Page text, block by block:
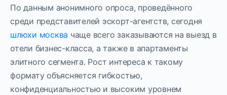
По данным анонимного опроса, проведённого
среди представителей эскорт-агентств, сегодня
шлюхи москва чаще всего заказываются на выезд в
отели бизнес-класса, а также в апартаменты
элитного сегмента. Рост интереса к такому
формату объясняется гибкостью,
конфиденциальностью и высоким уровнем